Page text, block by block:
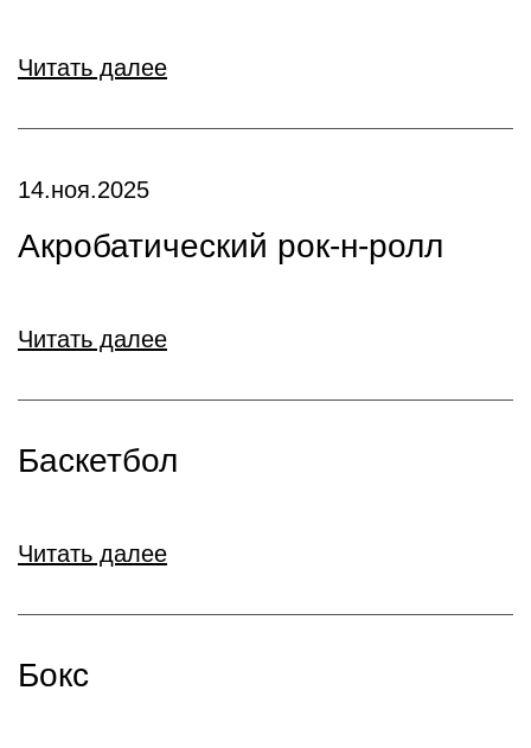
Читать далее
14.ноя.2025
Акробатический рок‑н‑ролл
Читать далее
Баскетбол
Читать далее
Бокс